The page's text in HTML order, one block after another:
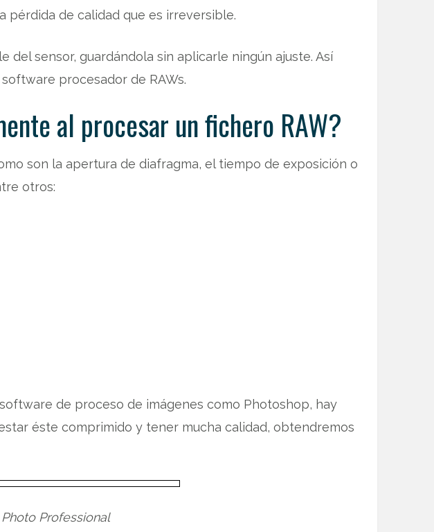
pérdida de calidad que es irreversible.
del sensor, guardándola sin aplicarle ningún ajuste. Así
procesador de RAWs.
al procesar un fichero RAW?
son la apertura de diafragma, el tiempo de exposición o
otros:
de proceso de imágenes como Photoshop, hay
éste comprimido y tener mucha calidad, obtendremos
Professional